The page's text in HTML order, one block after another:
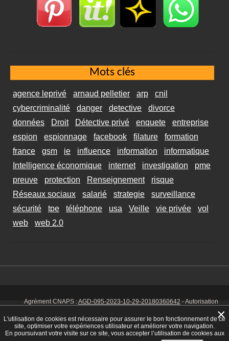
Mots clés
agence leprivé arnaud pelletier arp
cnil
cybercriminalité
danger detective
divorce
données
Droit Détective privé enquete
entreprise
espion
espionnage facebook filature
formation
france
gsm ie influence information
informatique
Intelligence économique
internet investigation
pme
preuve
protection Renseignement
risque
Réseaux sociaux
salarié strategie
surveillance
sécurité
tpe téléphone usa Veille vie privée
vol
web
web 2.0
Agrément CNAPS :AGD-095-2023-10-29-20180360642 - Autorisation
925 00038 - Code NAF 8030 Z -Mentions Légales-CookiesTél. : 06 14
01 75 32
L'utilisation de cookies est nécessaire pour assurer le bon fonctionnement de ce
site, optimiser votre expériences utilisateur et améliorer votre navigation.
En poursuivant votre visite sur ce site, vous accepter l’utilisation de cookies aux
×